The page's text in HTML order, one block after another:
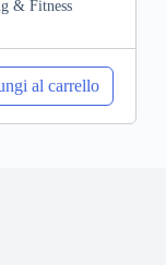
& Fitness
al carrello